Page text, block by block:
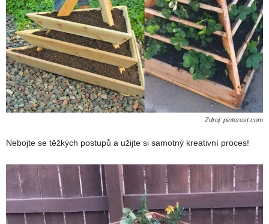
Zdroj: pinterest.com
Nebojte se těžkých postupů a užijte si samotný kreativní proces!